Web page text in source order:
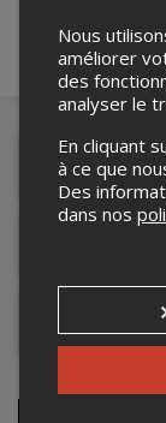
Détails
Nous
améliorer
des
analyser le
En cliquant
à ce que
Des
dans nos